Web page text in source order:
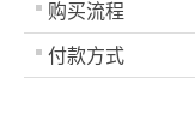
购买流程
付款方式